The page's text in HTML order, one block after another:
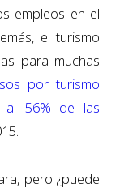
empleos en el
el turismo
para muchas
por turismo
al 56% de las
pero ¿puede